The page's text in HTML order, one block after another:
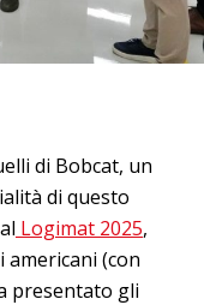
di Bobcat, un
di questo
Logimat 2025,
(con
presentato gli